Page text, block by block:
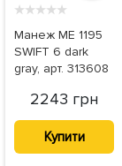
★★★★★
Манеж ME 1195
SWIFT 6 dark
gray, арт. 313608
2243 грн
Купити